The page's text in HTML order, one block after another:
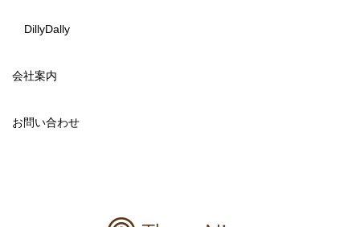
DillyDally
会社案内
お問い合わせ